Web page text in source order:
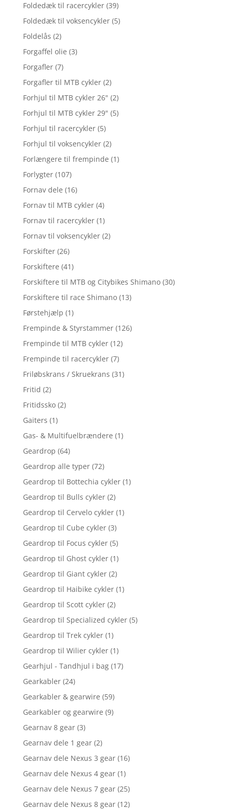
Foldedæk til racercykler (39)
Foldedæk til voksencykler (5)
Foldelås (2)
Forgaffel olie (3)
Forgafler (7)
Forgafler til MTB cykler (2)
Forhjul til MTB cykler 26" (2)
Forhjul til MTB cykler 29" (5)
Forhjul til racercykler (5)
Forhjul til voksencykler (2)
Forlængere til frempinde (1)
Forlygter (107)
Fornav dele (16)
Fornav til MTB cykler (4)
Fornav til racercykler (1)
Fornav til voksencykler (2)
Forskifter (26)
Forskiftere (41)
Forskiftere til MTB og Citybikes Shimano (30)
Forskiftere til race Shimano (13)
Førstehjælp (1)
Frempinde & Styrstammer (126)
Frempinde til MTB cykler (12)
Frempinde til racercykler (7)
Friløbskrans / Skruekrans (31)
Fritid (2)
Fritidssko (2)
Gaiters (1)
Gas- & Multifuelbrændere (1)
Geardrop (64)
Geardrop alle typer (72)
Geardrop til Bottechia cykler (1)
Geardrop til Bulls cykler (2)
Geardrop til Cervelo cykler (1)
Geardrop til Cube cykler (3)
Geardrop til Focus cykler (5)
Geardrop til Ghost cykler (1)
Geardrop til Giant cykler (2)
Geardrop til Haibike cykler (1)
Geardrop til Scott cykler (2)
Geardrop til Specialized cykler (5)
Geardrop til Trek cykler (1)
Geardrop til Wilier cykler (1)
Gearhjul - Tandhjul i bag (17)
Gearkabler (24)
Gearkabler & gearwire (59)
Gearkabler og gearwire (9)
Gearnav 8 gear (3)
Gearnav dele 1 gear (2)
Gearnav dele Nexus 3 gear (16)
Gearnav dele Nexus 4 gear (1)
Gearnav dele Nexus 7 gear (25)
Gearnav dele Nexus 8 gear (12)